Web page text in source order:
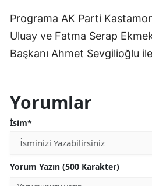
Programa AK Parti
Uluay ve Fatma Serap
Başkanı Ahmet Sevgilioğlu
Yorumlar
İsim*
Yorum Yazın (500 Karakter)